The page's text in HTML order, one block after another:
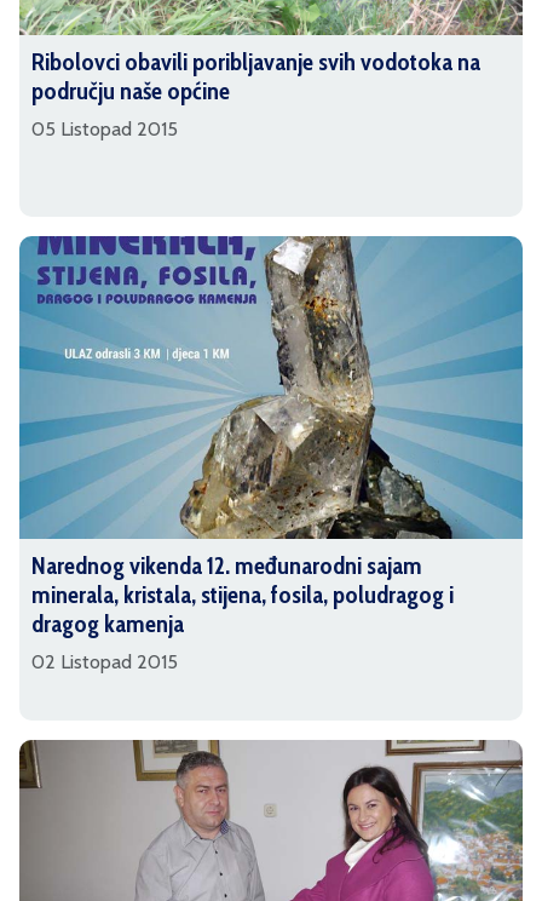
Ribolovci obavili poribljavanje svih vodotoka na
području naše općine
05 Listopad 2015
Narednog vikenda 12. međunarodni sajam
minerala, kristala, stijena, fosila, poludragog i
dragog kamenja
02 Listopad 2015